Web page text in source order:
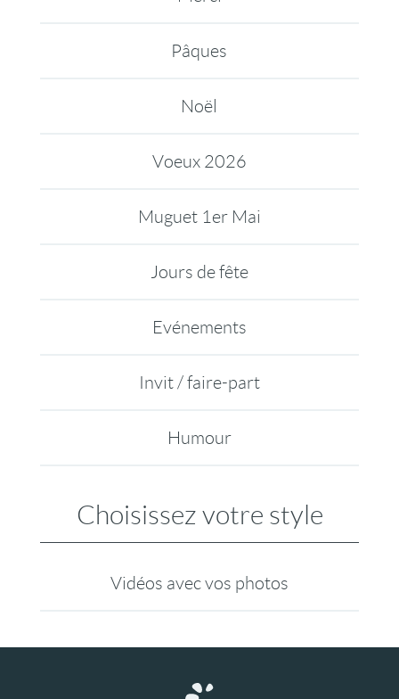
Pâques
Noël
Voeux 2026
Muguet 1er Mai
Jours de fête
Evénements
Invit / faire-part
Humour
Choisissez votre style
Vidéos avec vos photos